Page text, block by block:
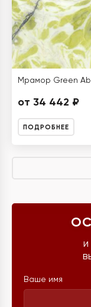
Мрамор Green
от 34 442 ₽
ПОДРОБНЕЕ
Ваше имя